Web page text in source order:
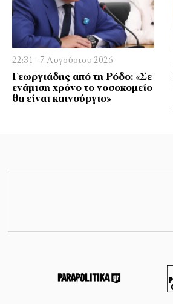
22:31 - 7 Αυγούστου 2026
Γεωργιάδης από τη Ρόδο: «Σε
ενάμιση χρόνο το νοσοκομείο
θα είναι καινούργιο»